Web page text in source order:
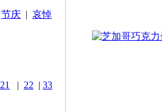
节庆 | 哀悼
21 | 22 | 33